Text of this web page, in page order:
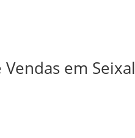
em Seixal